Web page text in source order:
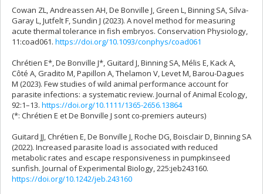
Cowan ZL, Andreassen AH, De Bonville J, Green L, Binning SA, Silva-
Garay L, Jutfelt F, Sundin J (2023). A novel method for measuring
acute thermal tolerance in fish embryos. Conservation Physiology,
11:coad061. https://doi.org/10.1093/conphys/coad061
Chrétien E*, De Bonville J*, Guitard J, Binning SA, Mélis E, Kack A,
Côté A, Gradito M, Papillon A, Thelamon V, Levet M, Barou-Dagues
M (2023). Few studies of wild animal performance account for
parasite infections: a systematic review. Journal of Animal Ecology,
92:1–13. https://doi.org/10.1111/1365-2656.13864
(*: Chrétien E et De Bonville J sont co-premiers auteurs)
Guitard JJ, Chrétien E, De Bonville J, Roche DG, Boisclair D, Binning SA
(2022). Increased parasite load is associated with reduced
metabolic rates and escape responsiveness in pumpkinseed
sunfish. Journal of Experimental Biology, 225:jeb243160.
https://doi.org/10.1242/jeb.243160